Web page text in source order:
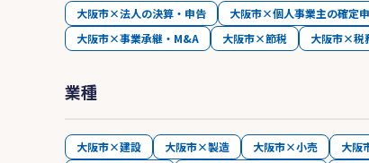
大阪市×法人の決算・申告 大阪市×個人事業主の確定
大阪市×事業承継・M&A
大阪市×節税 大阪市×税
業種
大阪市×建設 大阪市×製造 大阪市×小売 大阪